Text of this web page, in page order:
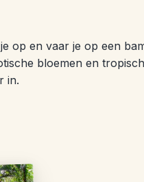
op en vaar je op een
bloemen en
in.